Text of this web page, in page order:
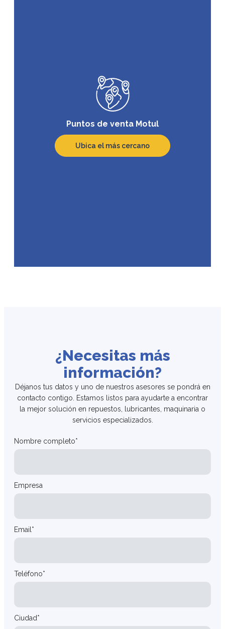
Puntos de venta Motul
Ubica el más cercano
¿Necesitas más
información?
Déjanos tus datos y uno de nuestros asesores se pondrá en
contacto contigo. Estamos listos para ayudarte a encontrar
la mejor solución en repuestos, lubricantes, maquinaria o
servicios especializados.
Nombre completo*
Empresa
Email*
Teléfono*
Ciudad*